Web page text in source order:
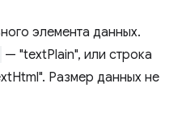
элемента данных.
— "textPlain", или строка
Размер данных не